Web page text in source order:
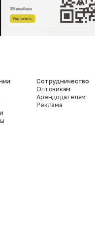
Сотрудничество
Оптовикам
Арендодателям
Реклама